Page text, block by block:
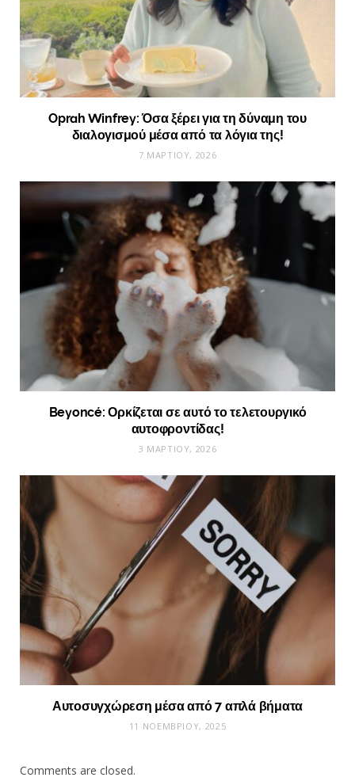
Oprah Winfrey: Όσα ξέρει για τη δύναμη του
διαλογισμού μέσα από τα λόγια της!
7 ΜΑΡΤΊΟΥ, 2026
Beyoncé: Ορκίζεται σε αυτό το τελετουργικό
αυτοφροντίδας!
3 ΜΑΡΤΊΟΥ, 2026
Αυτοσυγχώρεση μέσα από 7 απλά βήματα
11 ΝΟΕΜΒΡΊΟΥ, 2025
Comments are closed.